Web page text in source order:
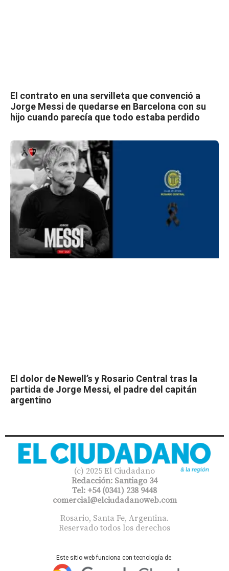
El contrato en una servilleta que convenció a
Jorge Messi de quedarse en Barcelona con su
hijo cuando parecía que todo estaba perdido
El dolor de Newell’s y Rosario Central tras la
partida de Jorge Messi, el padre del capitán
argentino
(c) 2025 El Ciudadano
Redacción: Santiago 34
Tel: +54 (0341) 238 9448
comercial@elciudadanoweb.com​
Rosario, Santa Fe, Argentina.
Reservado todos los derechos
Este sitio web funciona con tecnología de: